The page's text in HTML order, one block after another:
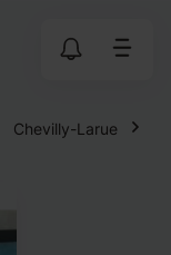
Chevilly-Larue